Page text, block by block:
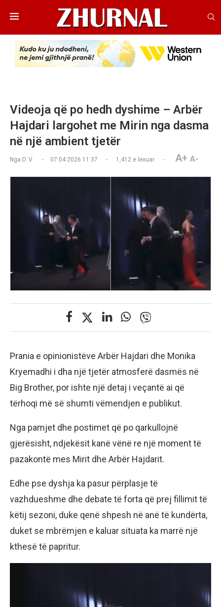
Videoja që po hedh dyshime – Arbër
Hajdari largohet me Mirin nga dasma
në një ambient tjetër
Nga D. V. 07.04.2026 11:37 1,412 e lexuar A+ A-
Prania e opinionistëve Arbër Hajdari dhe Monika
Kryemadhi i dha një tjetër atmosferë dasmës në
Big Brother, por ishte një detaj i veçantë ai që
tërhoqi më së shumti vëmendjen e publikut.
Nga pamjet dhe postimet që po qarkullojnë
gjerësisht, ndjekësit kanë vënë re një moment të
pazakontë mes Mirit dhe Arbër Hajdarit.
Edhe pse dyshja ka pasur përplasje të
vazhdueshme dhe debate të forta që prej fillimit të
këtij sezoni, duke qenë shpesh në anë të kundërta,
duket se mbrëmjen e kaluar situata ka marrë një
kthesë të papritur.